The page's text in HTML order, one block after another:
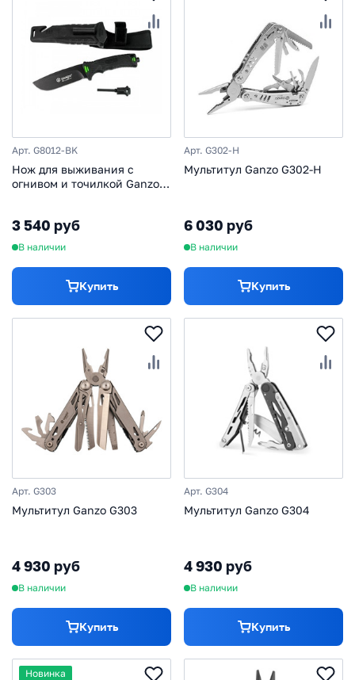
Арт. G8012-BK
Нож для выживания с
огнивом и точилкой Ganzo
3 540 руб
В наличии
Купить
Арт. G302-H
Мультитул Ganzo G302-H
6 030 руб
В наличии
Купить
Арт. G303
Мультитул Ganzo G303
4 930 руб
В наличии
Купить
Арт. G304
Мультитул Ganzo G304
4 930 руб
В наличии
Купить
Новинка